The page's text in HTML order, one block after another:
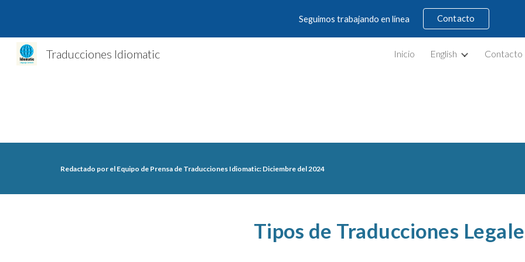
Skip to main content Skip to
Seguimos trabajando en línea Contacto
Traducciones Idiomatic Inicio English Contacto
Redactado por el Equipo de Prensa de Traducciones Idiomatic: Diciembre del 2024
Tipos de Traducciones